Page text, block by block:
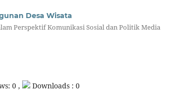
Desa Wisata
Perspektif Komunikasi Sosial dan Politik Media
0 , Downloads : 0